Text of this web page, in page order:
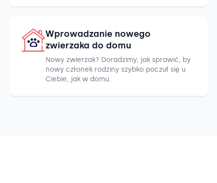
Wprowadzanie nowego
zwierzaka do domu
Nowy zwierzak? Doradzimy, jak sprawić, by
nowy członek rodziny szybko poczuł się u
Ciebie, jak w domu.